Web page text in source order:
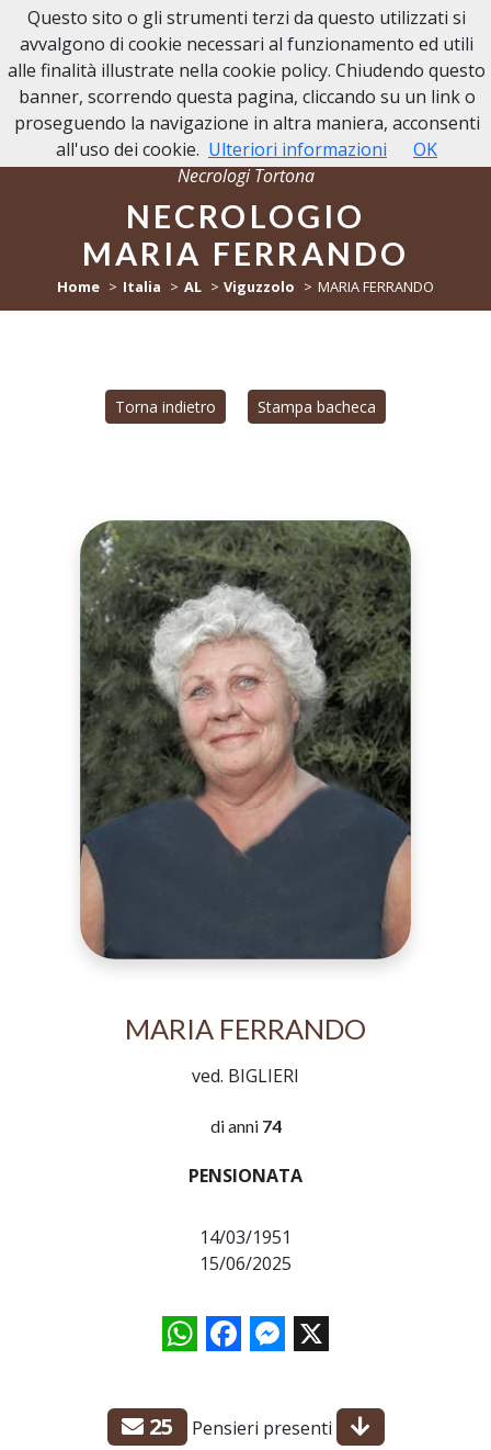
NECROLOGI TORTONA
Necrologi Tortona
NECROLOGIO
MARIA FERRANDO
Home Italia AL Viguzzolo MARIA FERRANDO
Torna indietro Stampa bacheca
MARIA FERRANDO
ved. BIGLIERI
di anni 74
PENSIONATA
14/03/1951
15/06/2025
WhatsAppFacebookMessenger
X
25 Pensieri presenti
Questo sito o gli strumenti terzi da questo utilizzati si
avvalgono di cookie necessari al funzionamento ed utili
alle finalità illustrate nella cookie policy. Chiudendo questo
banner, scorrendo questa pagina, cliccando su un link o
proseguendo la navigazione in altra maniera, acconsenti
all'uso dei cookie. Ulteriori informazioni OK